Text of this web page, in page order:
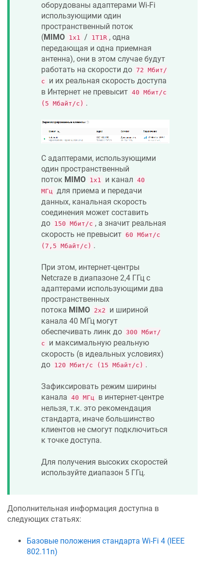
оборудованы адаптерами Wi-Fi
использующими один
пространственный поток
(MIMO 1x1 / 1T1R , одна
передающая и одна приемная
антенна), они в этом случае будут
работать на скорости до 72 Мбит/
с
и их реальная скорость доступа
в Интернет не превысит 40 Мбит/с
(5 Мбайт/с) .
С адаптерами, использующими
один пространственный
поток MIMO 1x1 и канал 40
МГц
для приема и передачи
данных, канальная скорость
соединения может составить
до 150 Мбит/с , а значит реальная
скорость не превысит 60 Мбит/с
(7,5 Мбайт/с) .
При этом, интернет-центры
Netcraze в диапазоне 2,4 ГГц с
адаптерами использующими два
пространственных
потока MIMO 2x2
и шириной
канала 40 МГц могут
обеспечивать линк до 300 Мбит/
с
и максимальную реальную
скорость (в идеальных условиях)
до 120 Мбит/с (15 Мбайт/с) .
Зафиксировать режим ширины
канала 40 МГц
в интернет-центре
нельзя, т.к. это рекомендация
стандарта, иначе большинство
клиентов не смогут подключиться
к точке доступа.
Для получения высоких скоростей
используйте диапазон 5 ГГц.
Дополнительная информация доступна в
следующих статьях:
Базовые положения стандарта Wi-Fi 4 (IEEE
802.11n)